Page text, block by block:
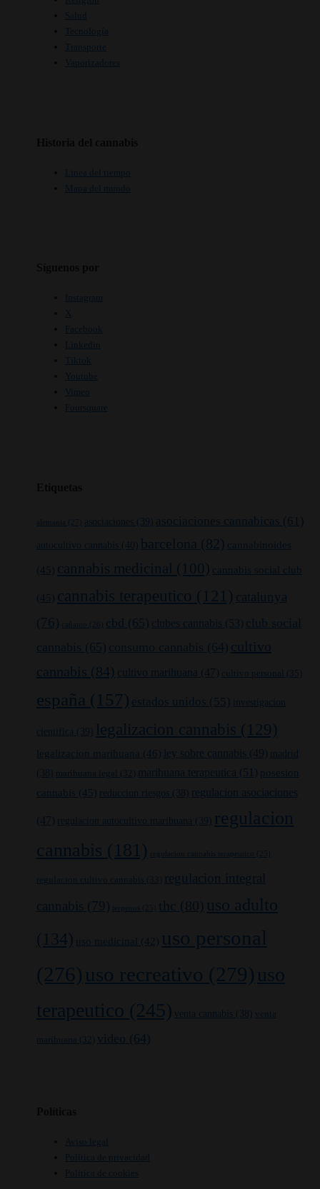
Salud
Tecnología
Transporte
Vaporizadores
Linea del tiempo
Mapa del mundo
Instagram
X
Facebook
Linkedin
Tiktok
Youtube
Vimeo
Foursquare
(27) asociaciones (39) asociaciones cannabicas (61)
autocultivo cannabis (40) barcelona (82) cannabinoides
(45) cannabis medicinal (100) cannabis social club
(45) cannabis terapeutico (121) catalunya
(76)
(26) cbd (65) clubes cannabis (53) club social
cannabis (65) consumo cannabis (64) cultivo
cannabis (84) cultivo marihuana (47) cultivo personal (35)
españa (157) estados unidos (55) investigacion
cientifica (39) legalizacion cannabis (129)
legalizacion marihuana (46) ley sobre cannabis (49) madrid
(38) marihuana legal (32) marihuana terapeutica (51) posesion
cannabis (45) reduccion riesgos (38) regulacion asociaciones
(47) regulacion autocultivo marihuana (39) regulacion
cannabis (181) (25)
regulacion cultivo cannabis (33)
regulacion integral
cannabis (79) (25) thc (80) uso adulto
(134) uso medicinal (42) uso personal
(276) uso recreativo (279) uso
terapeutico (245) venta cannabis (38) venta
marihuana (32) video (64)
Aviso legal
Política de privacidad
Política de cookies